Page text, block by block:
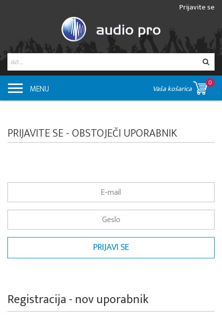
Prijavite se
MENU Vaša košarica
0
PRIJAVITE SE - OBSTOJEČI UPORABNIK
Registracija - nov uporabnik